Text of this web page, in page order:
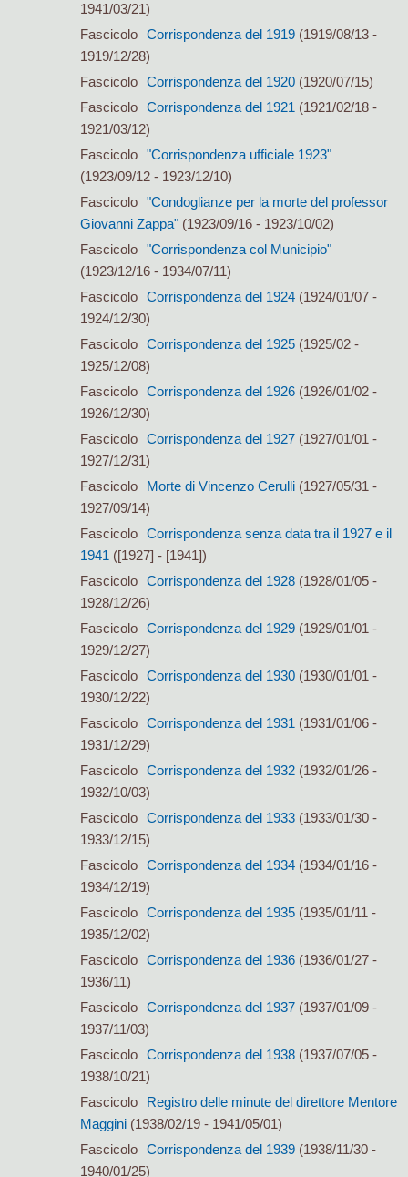
1941/03/21)
Fascicolo
Corrispondenza del 1919(1919/08/13 -
1919/12/28)
Fascicolo
Corrispondenza del 1920(1920/07/15)
Fascicolo
Corrispondenza del 1921 (1921/02/18 -
1921/03/12)
Fascicolo
"Corrispondenza ufficiale 1923"
(1923/09/12 - 1923/12/10)
Fascicolo
"Condoglianze per la morte del professor
Giovanni Zappa"(1923/09/16 - 1923/10/02)
Fascicolo
"Corrispondenza col Municipio"
(1923/12/16 - 1934/07/11)
Fascicolo
Corrispondenza del 1924(1924/01/07 -
1924/12/30)
Fascicolo
Corrispondenza del 1925(1925/02 -
1925/12/08)
Fascicolo
Corrispondenza del 1926(1926/01/02 -
1926/12/30)
Fascicolo
Corrispondenza del 1927(1927/01/01 -
1927/12/31)
Fascicolo
Morte di Vincenzo Cerulli(1927/05/31 -
1927/09/14)
Fascicolo
Corrispondenza senza data tra il 1927 e il
1941 ([1927] - [1941])
Fascicolo
Corrispondenza del 1928(1928/01/05 -
1928/12/26)
Fascicolo
Corrispondenza del 1929(1929/01/01 -
1929/12/27)
Fascicolo
Corrispondenza del 1930(1930/01/01 -
1930/12/22)
Fascicolo
Corrispondenza del 1931 (1931/01/06 -
1931/12/29)
Fascicolo
Corrispondenza del 1932(1932/01/26 -
1932/10/03)
Fascicolo
Corrispondenza del 1933(1933/01/30 -
1933/12/15)
Fascicolo
Corrispondenza del 1934(1934/01/16 -
1934/12/19)
Fascicolo
Corrispondenza del 1935(1935/01/11 -
1935/12/02)
Fascicolo
Corrispondenza del 1936(1936/01/27 -
1936/11)
Fascicolo
Corrispondenza del 1937(1937/01/09 -
1937/11/03)
Fascicolo
Corrispondenza del 1938(1937/07/05 -
1938/10/21)
Fascicolo
Registro delle minute del direttore Mentore
Maggini(1938/02/19 - 1941/05/01)
Fascicolo
Corrispondenza del 1939(1938/11/30 -
1940/01/25)